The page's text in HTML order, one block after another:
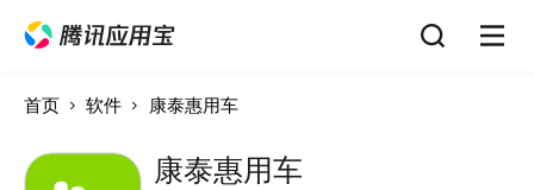
首页 软件 康泰惠用车
康泰惠用车